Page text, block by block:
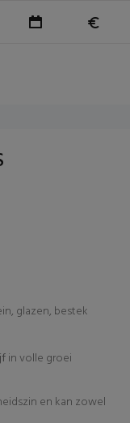
glazen, bestek
in volle groei
en kan zowel